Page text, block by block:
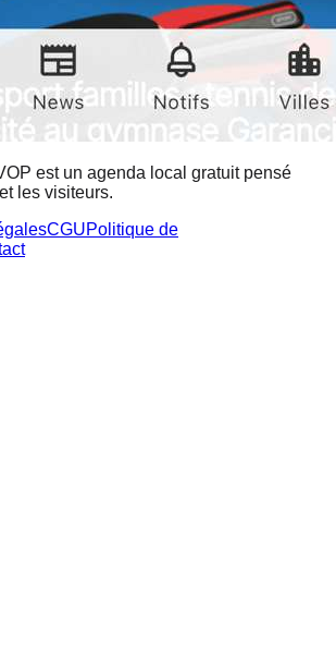
est un agenda local gratuit pensé
les visiteurs.
CGUPolitique de